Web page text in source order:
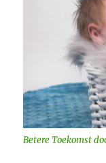
Betere Toekomst